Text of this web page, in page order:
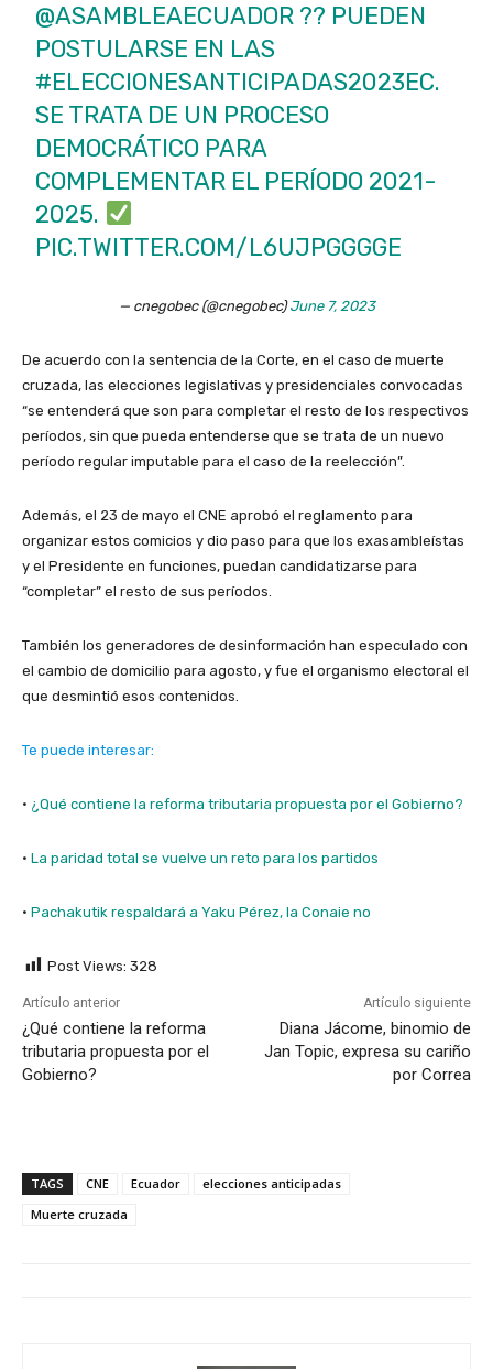
@ASAMBLEAECUADOR ?? PUEDEN
POSTULARSE EN LAS
#ELECCIONESANTICIPADAS2023EC.
SE TRATA DE UN PROCESO
DEMOCRÁTICO PARA
COMPLEMENTAR EL PERÍODO 2021-
2025.
PIC.TWITTER.COM/L6UJPGGGGE
— cnegobec (@cnegobec)June 7, 2023
De acuerdo con la sentencia de la Corte, en el caso de muerte
cruzada, las elecciones legislativas y presidenciales convocadas
“se entenderá que son para completar el resto de los respectivos
períodos, sin que pueda entenderse que se trata de un nuevo
período regular imputable para el caso de la reelección”.
Además, el 23 de mayo el CNE aprobó el reglamento para
organizar estos comicios y dio paso para que los exasambleístas
y el Presidente en funciones, puedan candidatizarse para
“completar” el resto de sus períodos.
También los generadores de desinformación han especulado con
el cambio de domicilio para agosto, y fue el organismo electoral el
que desmintió esos contenidos.
Te puede interesar:
· ¿Qué contiene la reforma tributaria propuesta por el Gobierno?
· La paridad total se vuelve un reto para los partidos
· Pachakutik respaldará a Yaku Pérez, la Conaie no
Post Views: 328
Artículo anterior
¿Qué contiene la reforma
tributaria propuesta por el
Gobierno?
Artículo siguiente
Diana Jácome, binomio de
Jan Topic, expresa su cariño
por Correa
TAGS CNE Ecuador
elecciones anticipadas
Muerte cruzada